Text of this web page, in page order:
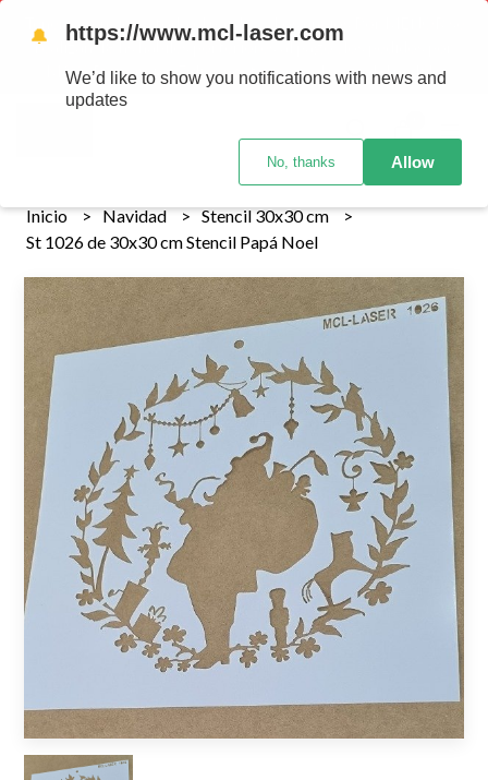
Tenemos envios a todo el pais!........ Los envios Por MENOR se
realizan 48 hs habiles porteriores al pago , los pedidos por
MAYOR se envian 7 dias posteriores al pago del pedido
Inicio Navidad
Stencil 30x30 cm
St 1026 de 30x30 cm Stencil Papá Noel
🔔 https://www.mcl-laser.com
We’d like to show you notifications with news and
updates
No, thanks Allow